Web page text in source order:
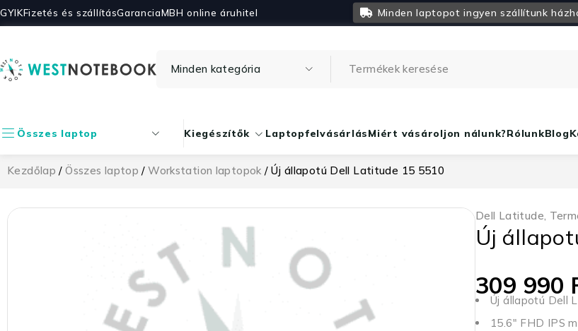
GYIKFizetés és szállításGarancia Minden laptopot ingyen szállítunk
MBH online áruhitel
Összes laptop Kiegészítők LaptopfelvásárlásMiért vásároljon nálunk?RólunkBlog
Kezdőlap /Összes laptop /Workstation laptopok / Új állapotú Dell Latitude 15 5510
Dell Latitude,
Új
309 990
Új állapotú Dell
15.6" FHD IPS